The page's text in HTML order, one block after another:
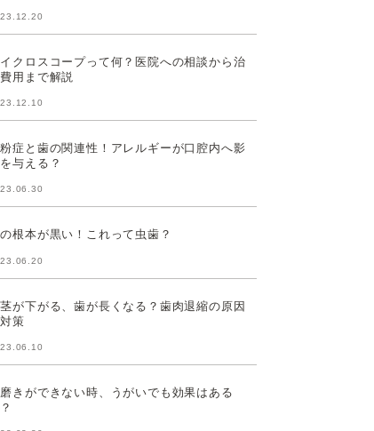
クロスコープって何？医院への相談から治
用まで解説
症と歯の関連性！アレルギーが口腔内へ影
与える？
根本が黒い！これって虫歯？
が下がる、歯が長くなる？歯肉退縮の原因
策
きができない時、うがいでも効果はある